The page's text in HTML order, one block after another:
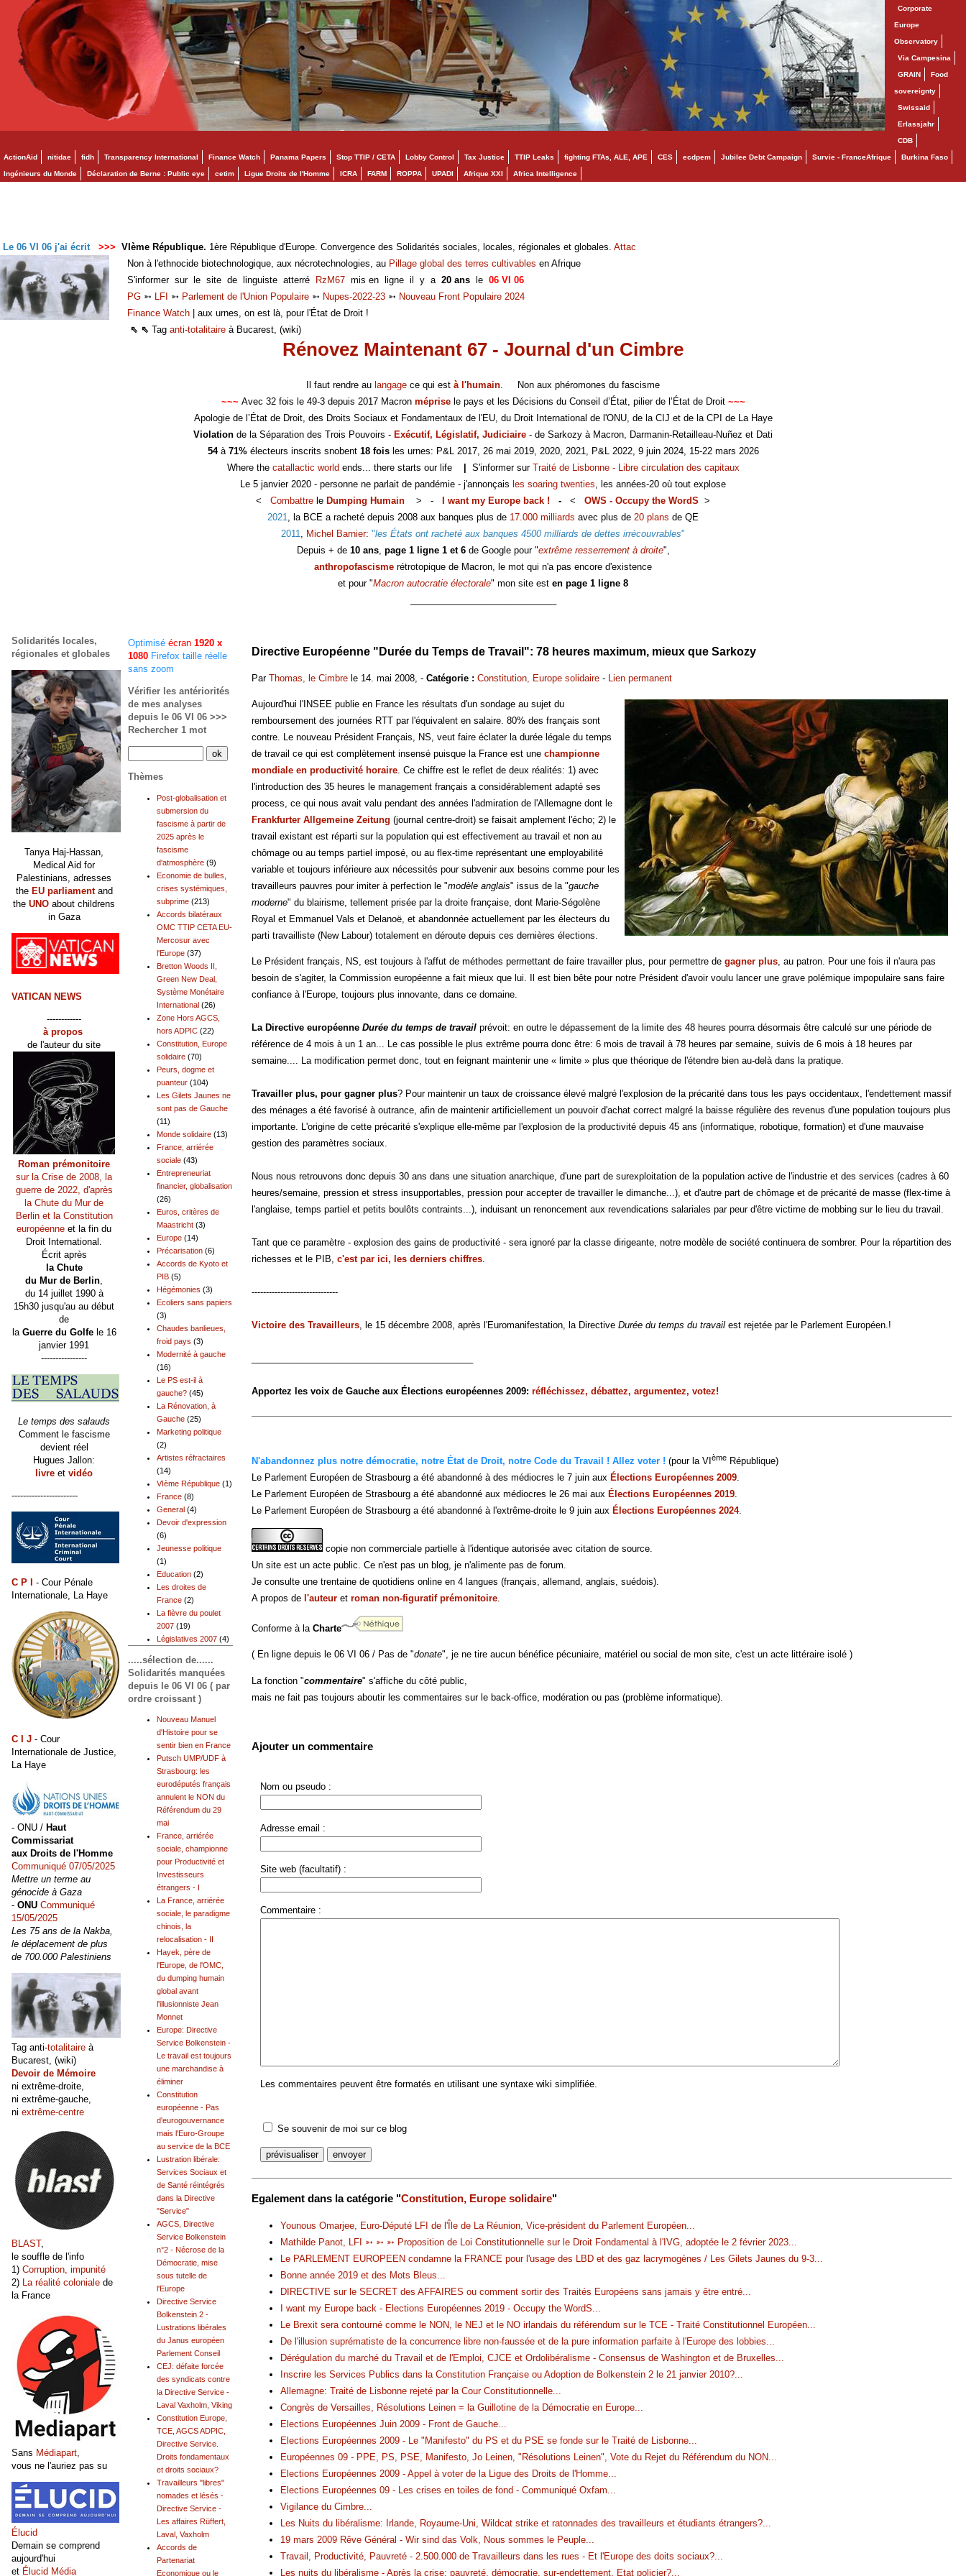
Corporate
Europe
Observatory
Via Campesina
GRAIN Food
sovereignty
Swissaid
Erlassjahr
CDB
ActionAid nitidae fidh Transparency International Finance Watch Panama Papers Stop TTIP / CETA Lobby Control Tax Justice TTIP Leaks fighting FTAs, ALE, APE CES ecdpem Jubilee Debt Campaign Survie - FranceAfrique Burkina Faso
Ingénieurs du Monde Déclaration de Berne : Public eye cetim Ligue Droits de l'Homme ICRA FARM ROPPA UPADI Afrique XXI Africa Intelligence
Le 06 VI 06 j'ai écrit >>> VIème République. 1ère République d'Europe. Convergence des Solidarités sociales, locales, régionales et globales. Attac
Non à l'ethnocide biotechnologique, aux nécrotechnologies, au Pillage global des terres cultivables en Afrique
S'informer sur le site de linguiste atterré RzM67 mis en ligne il y a20 ans le 06 VI 06
PG ➳ LFI ➳ Parlement de l'Union Populaire ➳ Nupes-2022-23 ➳ Nouveau Front Populaire 2024
Finance Watch | aux urnes, on est là, pour l'État de Droit !
⇖ ⇖ Taganti-totalitaire à Bucarest, (wiki)
Rénovez Maintenant 67 - Journal d'un Cimbre
Il faut rendre au langage ce qui est à l'humain. Non aux phéromones du fascisme
~~~ Avec 32 fois le 49-3 depuis 2017 Macron méprisele pays et les Décisions du Conseil d’État, pilier de l’État de Droit~~~
Apologie de l’État de Droit, des Droits Sociaux et Fondamentaux de l'EU, du Droit International de l'ONU, de la CIJ et de la CPI de La Haye
Violation de la Séparation des Trois Pouvoirs - Exécutif, Législatif, Judiciaire - de Sarkozy à Macron, Darmanin-Retailleau-Nuñez et Dati
54à 71%électeurs inscrits snobent 18 foisles urnes: P&L 2017, 26 mai 2019, 2020, 2021, P&L 2022, 9 juin 2024, 15-22 mars 2026
Where the catallactic world ends... there starts our life S'informer sur Traité de Lisbonne - Libre circulation des capitaux
Le 5 janvier 2020 - personne ne parlait de pandémie - j'annonçais les soaring twenties, les années-20 où tout explose
< Combattre le Dumping Humain > - I want my Europe back ! - < OWS - Occupy the WordS >
2021, la BCE a racheté depuis 2008 aux banques plus de 17.000 milliards avec plus de 20 plans de QE
2011, Michel Barnier: "les États ont racheté aux banques 4500 milliards de dettes irrécouvrables"
Depuis + de 10 ans, page 1 ligne 1 et 6 de Google pour "extrême resserrement à droite",
anthropofascisme rétrotopique de Macron, le mot qui n'a pas encore d'existence
et pour "Macron autocratie électorale" mon site est en page 1 ligne 8
Directive Européenne "Durée du Temps de Travail": 78 heures maximum, mieux que Sarkozy
Par Thomas, le Cimbre le 14. mai 2008, - Catégorie : Constitution, Europe solidaire - Lien permanent
Aujourd'hui l'INSEE publie en France les résultats d'un sondage au sujet du
remboursement des journées RTT par l'équivalent en salaire. 80% des français sont
contre. Le nouveau Président Français, NS, veut faire éclater la durée légale du temps
de travail ce qui est complètement insensé puisque la France est une championne
mondiale en productivité horaire . Ce chiffre est le reflet de deux réalités: 1) avec
l'introduction des 35 heures le management français a considérablement adapté ses
process, ce qui nous avait valu pendant des années l'admiration de l'Allemagne dont le
Frankfurter Allgemeine Zeitung (journal centre-droit) se faisait amplement l'écho; 2) le
travail existant est réparti sur la population qui est effectivement au travail et non au
chômage ou au temps partiel imposé, ou au flex-time représentant une employabilité
variable et toujours inférieure aux nécessités pour subvenir aux besoins comme pour les
travailleurs pauvres pour imiter à perfection le "modèle anglais" issus de la "gauche
moderne" du blairisme, tellement prisée par la droite française, dont Marie-Ségolène
Royal et Emmanuel Vals et Delanoë, et abandonnée actuellement par les électeurs du
parti travailliste (New Labour) totalement en déroute depuis ces dernières élections.
Le Président français, NS, est toujours à l'affut de méthodes permettant de faire travailler plus, pour permettre de gagner plus , au patron. Pour une fois il n'aura pas
besoin de s'agiter, la Commission européenne a fait mieux que lui. Il est bien bête pour notre Président d'avoir voulu lancer une grave polémique impopulaire sans faire
confiance à l'Europe, toujours plus innovante, dans ce domaine.
La Directive européenne Durée du temps de travail prévoit: en outre le dépassement de la limite des 48 heures pourra désormais être calculé sur une période de
référence de 4 mois à un 1 an... Le cas possible le plus extrême pourra donc être: 6 mois de travail à 78 heures par semaine, suivis de 6 mois à 18 heures par
semaine.... La modification permet donc, tout en feignant maintenir une « limite » plus que théorique de l'étendre bien au-delà dans la pratique.
Travailler plus, pour gagner plus? Pour maintenir un taux de croissance élevé malgré l'explosion de la précarité dans tous les pays occidentaux, l'endettement massif
des ménages a été favorisé à outrance, afin de maintenir artificiellement un pouvoir d'achat correct malgré la baisse régulière des revenus d'une population toujours plus
importante. L'origine de cette précarité s'explique elle-même par l'explosion de la productivité depuis 45 ans (informatique, robotique, formation) et d'une mauvaise
gestion des paramètres sociaux.
Nous nous retrouvons donc depuis 30 ans dans une situation anarchique, d'une part de surexploitation de la population active de l'industrie et des services (cadres à 60
heures/semaine, pression et stress insupportables, pression pour accepter de travailler le dimanche...), et d'autre part de chômage et de précarité de masse (flex-time à
l'anglaise, temps partiel et petits boulôts contraints...), induisant un renoncement aux revendications salariales par peur d'être victime de mobbing sur le lieu du travail.
Tant que ce paramètre - explosion des gains de productivité - sera ignoré par la classe dirigeante, notre modèle de société continuera de sombrer. Pour la répartition des
richesses et le PIB, c'est par ici, les derniers chiffres
------------------------------
Victoire des Travailleurs , le 15 décembre 2008, après l'Euromanifestation, la Directive Durée du temps du travail est rejetée par le Parlement Européen.!
Apportez les voix de Gauche aux Élections européennes 2009: réfléchissez, débattez, argumentez, votez!
N'abandonnez plus notre démocratie, notre État de Droit, notre Code du Travail ! Allez voter ! (pour la VI ème République)
Le Parlement Européen de Strasbourg a été abandonné à des médiocres le 7 juin aux Élections Européennes 2009.
Le Parlement Européen de Strasbourg a été abandonné aux médiocres le 26 mai aux Élections Européennes 2019.
Le Parlement Européen de Strasbourg a été abandonné à l'extrême-droite le 9 juin aux Élections Européennes 2024.
copie non commerciale partielle à l'identique autorisée avec citation de source.
Un site est un acte public. Ce n'est pas un blog, je n'alimente pas de forum.
Je consulte une trentaine de quotidiens online en 4 langues (français, allemand, anglais, suédois).
A propos de l'auteur et roman non-figuratif prémonitoire.
Conforme à la Charte
( En ligne depuis le 06 VI 06 / Pas de "donate", je ne tire aucun bénéfice pécuniaire, matériel ou social de mon site, c'est un acte littéraire isolé )
La fonction "commentaire" s'affiche du côté public,
mais ne fait pas toujours aboutir les commentaires sur le back-office, modération ou pas (problème informatique).
Ajouter un commentaire
Nom ou pseudo :
Adresse email :
Site web (facultatif) :
Commentaire :
Les commentaires peuvent être formatés en utilisant une syntaxe wiki simplifiée.
Se souvenir de moi sur ce blog
Egalement dans la catégorie "Constitution, Europe solidaire"
Younous Omarjee, Euro-Député LFI de l'Île de La Réunion, Vice-président du Parlement Européen
Mathilde Panot, LFI ➳ ➳ ➳ Proposition de Loi Constitutionnelle sur le Droit Fondamental à l'IVG, adoptée le 2 février 2023
Le PARLEMENT EUROPEEN condamne la FRANCE pour l'usage des LBD et des gaz lacrymogènes / Les Gilets Jaunes du 9-3
Bonne année 2019 et des Mots Bleus
DIRECTIVE sur le SECRET des AFFAIRES ou comment sortir des Traités Européens sans jamais y être entré
I want my Europe back - Elections Européennes 2019 - Occupy the WordS
Le Brexit sera contourné comme le NON, le NEJ et le NO irlandais du référendum sur le TCE - Traité Constitutionnel Européen
De l'illusion suprématiste de la concurrence libre non-faussée et de la pure information parfaite à l'Europe des lobbies
Dérégulation du marché du Travail et de l'Emploi, CJCE et Ordolibéralisme - Consensus de Washington et de Bruxelles
Inscrire les Services Publics dans la Constitution Française ou Adoption de Bolkenstein 2 le 21 janvier 2010?
Allemagne: Traité de Lisbonne rejeté par la Cour Constitutionnelle
Congrès de Versailles, Résolutions Leinen = la Guillotine de la Démocratie en Europe
Elections Européennes Juin 2009 - Front de Gauche
Elections Européennes 2009 - Le "Manifesto" du PS et du PSE se fonde sur le Traité de Lisbonne
Européennes 09 - PPE, PS, PSE, Manifesto, Jo Leinen, "Résolutions Leinen", Vote du Rejet du Référendum du NON
Elections Européennes 2009 - Appel à voter de la Ligue des Droits de l'Homme
Elections Européennes 09 - Les crises en toiles de fond - Communiqué Oxfam
Vigilance du Cimbre
Les Nuits du libéralisme: Irlande, Royaume-Uni, Wildcat strike et ratonnades des travailleurs et étudiants étrangers?
19 mars 2009 Rêve Général - Wir sind das Volk, Nous sommes le Peuple
Travail, Productivité, Pauvreté - 2.500.000 de Travailleurs dans les rues - Et l'Europe des doits sociaux?
Les nuits du libéralisme - Après la crise: pauvreté, démocratie, sur-endettement, Etat policier?
Optimisé écran 1920 x
1080 Firefox taille réelle
sans zoom
Vérifier les antériorités
de mes analyses
depuis le 06 VI 06 >>>
Rechercher 1 mot
Thèmes
Post-globalisation et
submersion du
fascisme à partir de
2025 après le
fascisme
d'atmosphère (9)
Economie de bulles,
crises systémiques,
subprime (213)
Accords bilatéraux
OMC TTIP CETA EU-
Mercosur avec
l'Europe (37)
Bretton Woods II,
Green New Deal,
Système Monétaire
International (26)
Zone Hors AGCS,
hors ADPIC (22)
Constitution, Europe
solidaire (70)
Peurs, dogme et
puanteur (104)
Les Gilets Jaunes ne
sont pas de Gauche
(11)
Monde solidaire (13)
France, arriérée
sociale (43)
Entrepreneuriat
financier, globalisation
(26)
Euros, critères de
Maastricht (3)
Europe (14)
Précarisation (6)
Accords de Kyoto et
PIB (5)
Hégémonies (3)
Ecoliers sans papiers
(3)
Chaudes banlieues,
froid pays (3)
Modernité à gauche
(16)
Le PS est-il à
gauche? (45)
La Rénovation, à
Gauche (25)
Marketing politique
(2)
Artistes réfractaires
(14)
VIème République (1)
France (8)
General (4)
Devoir d'expression
(6)
Jeunesse politique
(1)
Education (2)
Les droites de
France (2)
La fièvre du poulet
2007 (19)
Législatives 2007 (4)
.....sélection de......
Solidarités manquées
depuis le 06 VI 06 ( par
ordre croissant )
Nouveau Manuel
d'Histoire pour se
sentir bien en France
Putsch UMP/UDF à
Strasbourg: les
eurodéputés français
annulent le NON du
Référendum du 29
mai
France, arriérée
sociale, championne
pour Productivité et
Investisseurs
étrangers - I
La France, arriérée
sociale, le paradigme
chinois, la
relocalisation - II
Hayek, père de
l'Europe, de l'OMC,
du dumping humain
global avant
l'illusionniste Jean
Monnet
Europe: Directive
Service Bolkenstein -
Le travail est toujours
une marchandise à
éliminer
Constitution
européenne - Pas
d'eurogouvernance
mais l'Euro-Groupe
au service de la BCE
Lustration libérale:
Services Sociaux et
de Santé réintégrés
dans la Directive
"Service"
AGCS, Directive
Service Bolkenstein
n°2 - Nécrose de la
Démocratie, mise
sous tutelle de
l'Europe
Directive Service
Bolkenstein 2 -
Lustrations libérales
du Janus européen
Parlement Conseil
CEJ: défaite forcée
des syndicats contre
la Directive Service -
Laval Vaxholm, Viking
Constitution Europe,
TCE, AGCS ADPIC,
Directive Service.
Droits fondamentaux
et droits sociaux?
Travailleurs "libres"
nomades et lésés -
Directive Service -
Les affaires Rüffert,
Laval, Vaxholm
Accords de
Partenariat
Economique ou le
Solidarités locales,
régionales et globales
Tanya Haj-Hassan,
Medical Aid for
Palestinians, adresses
the EU parliamentand
the UNO about childrens
in Gaza
VATICAN NEWS
------------
à propos
de l'auteur du site
Roman prémonitoire
sur la Crise de 2008, la
guerre de 2022, d'après
la Chute du Mur de
Berlin et la Constitution
européenne et la fin du
Droit International.
Écrit après
la Chute
du Mur de Berlin
du 14 juillet 1990 à
15h30 jusqu'au au début
de
la Guerre du Golfele 16
janvier 1991
----------------
Le temps des salauds
Comment le fascisme
devient réel
Hugues Jallon:
livre et vidéo
-----------------------
C P I
- Cour Pénale
Internationale, La Haye
C I J - Cour
Internationale de Justice,
La Haye
- ONU / Haut
Commissariat
aux Droits de l'Homme
Communiqué 07/05/2025
Mettre un terme au
génocide à Gaza
- ONU Communiqué
15/05/2025
Les 75 ans de la Nakba,
le déplacement de plus
de 700.000 Palestiniens
Tag anti-totalitaire à
Bucarest, (wiki)
Devoir de Mémoire
ni extrême-droite,
ni extrême-gauche,
ni extrême-centre
BLAST,
le souffle de l'info
1) Corruption, impunité
2)
La réalité coloniale de
la France
Sans Médiapart
vous ne l'auriez pas su
Élucid
Demain se comprend
aujourd'hui
et Élucid Média